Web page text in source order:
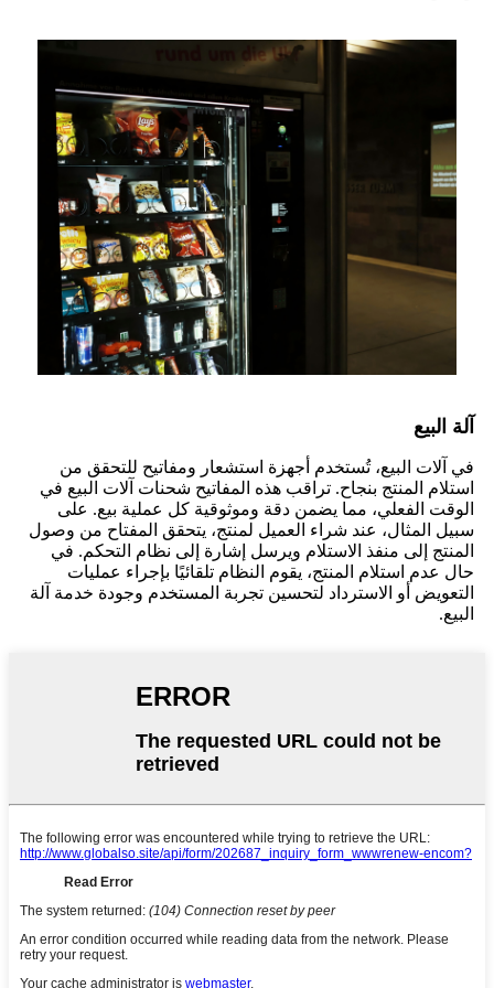
آلة البيع
في آلات البيع، تُستخدم أجهزة استشعار ومفاتيح للتحقق من
استلام المنتج بنجاح. تراقب هذه المفاتيح شحنات آلات البيع في
الوقت الفعلي، مما يضمن دقة وموثوقية كل عملية بيع. على
سبيل المثال، عند شراء العميل لمنتج، يتحقق المفتاح من وصول
المنتج إلى منفذ الاستلام ويرسل إشارة إلى نظام التحكم. في
حال عدم استلام المنتج، يقوم النظام تلقائيًا بإجراء عمليات
التعويض أو الاسترداد لتحسين تجربة المستخدم وجودة خدمة آلة
البيع.